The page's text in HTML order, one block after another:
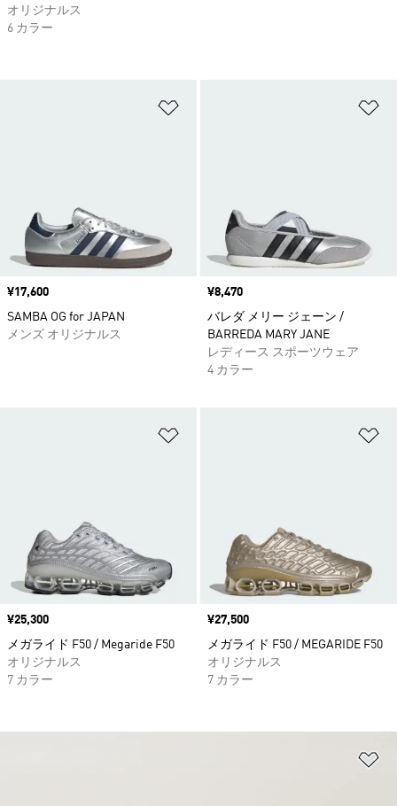
価格
¥17,600
SAMBA OG for JAPAN
メンズ オリジナルス
価格
¥8,470
バレダ メリー ジェーン /
BARREDA MARY JANE
レディース スポーツウェア
4 カラー
価格
¥25,300
メガライド F50 / Megaride F50
オリジナルス
7 カラー
価格
¥27,500
メガライド F50 / MEGARIDE F50
オリジナルス
7 カラー
オリジナルス
6 カラー